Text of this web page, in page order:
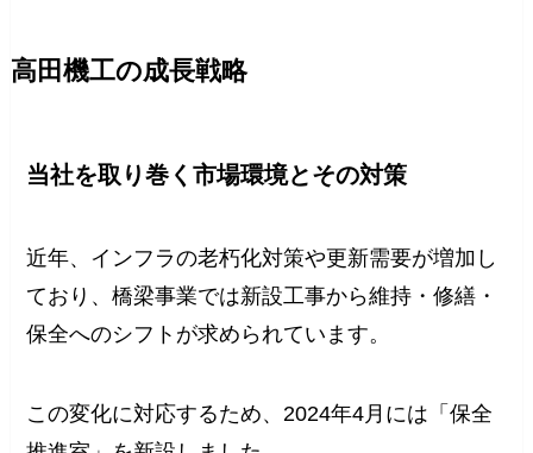
高田機工の成長戦略
当社を取り巻く市場環境とその対策
近年、インフラの老朽化対策や更新需要が増加し
ており、橋梁事業では新設工事から維持・修繕・
保全へのシフトが求められています。
この変化に対応するため、2024年4月には「保全